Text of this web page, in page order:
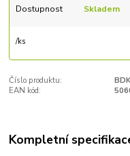
Dostupnost Skladem
/ks
Číslo produktu:
EAN kód:
Kompletní